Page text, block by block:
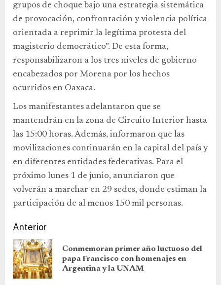
grupos de choque bajo una estrategia sistemática
de provocación, confrontación y violencia política
orientada a reprimir la legítima protesta del
magisterio democrático”. De esta forma,
responsabilizaron a los tres niveles de gobierno
encabezados por Morena por los hechos
ocurridos en Oaxaca.
Los manifestantes adelantaron que se
mantendrán en la zona de Circuito Interior hasta
las 15:00 horas. Además, informaron que las
movilizaciones continuarán en la capital del país y
en diferentes entidades federativas. Para el
próximo lunes 1 de junio, anunciaron que
volverán a marchar en 29 sedes, donde estiman la
participación de al menos 150 mil personas.
Anterior
Conmemoran primer año luctuoso del
papa Francisco con homenajes en
Argentina y la UNAM